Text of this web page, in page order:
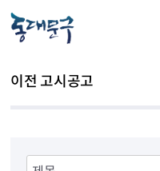
이전 고시공고